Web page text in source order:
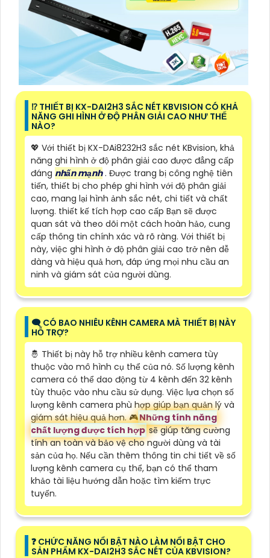
⁉️ THIẾT BỊ KX-DAI2H3 SẮC NÉT KBVISION CÓ KHẢ
NĂNG GHI HÌNH Ở ĐỘ PHÂN GIẢI CAO NHƯ THẾ
NÀO?
💖 Với thiết bị KX-DAi8232H3 sắc nét KBvision, khả
năng ghi hình ở độ phân giải cao được đẳng cấp
đáng nhấn mạnh. Được trang bị công nghệ tiên
tiến, thiết bị cho phép ghi hình với độ phân giải
cao, mang lại hình ảnh sắc nét, chi tiết và chất
lượng. thiết kế tích hợp cao cấp Bạn sẽ được
quan sát và theo dõi một cách hoàn hảo, cung
cấp thông tin chính xác và rõ ràng. Với thiết bị
này, việc ghi hình ở độ phân giải cao trở nên dễ
dàng và hiệu quả hơn, đáp ứng mọi nhu cầu an
ninh và giám sát của người dùng.
🗨️ CÓ BAO NHIÊU KÊNH CAMERA MÀ THIẾT BỊ NÀY
HỖ TRỢ?
🤴 Thiết bị này hỗ trợ nhiều kênh camera tùy
thuộc vào mô hình cụ thể của nó. Số lượng kênh
camera có thể dao động từ 4 kênh đến 32 kênh
tùy thuộc vào nhu cầu sử dụng. Việc lựa chọn số
lượng kênh camera phù hợp giúp bạn quản lý và
giám sát hiệu quả hơn. 🎮Những tính năng
chất lượng được tích hợpsẽ giúp tăng cường
tính an toàn và bảo vệ cho người dùng và tài
sản của họ. Nếu cần thêm thông tin chi tiết về số
lượng kênh camera cụ thể, bạn có thể tham
khảo tài liệu hướng dẫn hoặc tìm kiếm trực
tuyến.
️❓ CHỨC NĂNG NỔI BẬT NÀO LÀM NỔI BẬT CHO
SẢN PHẨM KX-DAI2H3 SẮC NÉT CỦA KBVISION?